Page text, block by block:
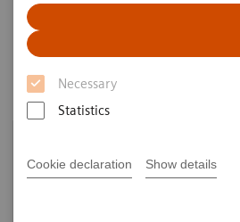
Necessary
Statistics
Cookie declaration Show details
Growth Disorders